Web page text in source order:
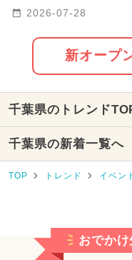
2025年10月のイ
2026年7月のイ
2025年8月のイベ
2025年9月のイベ
2026年3月のイベ
2026年5月のイ
Playful PARK」が津
2026-07-28
新オープ
千葉県のトレンド
千葉県の新着一覧へ
TOP トレンド イベン
おでかけ